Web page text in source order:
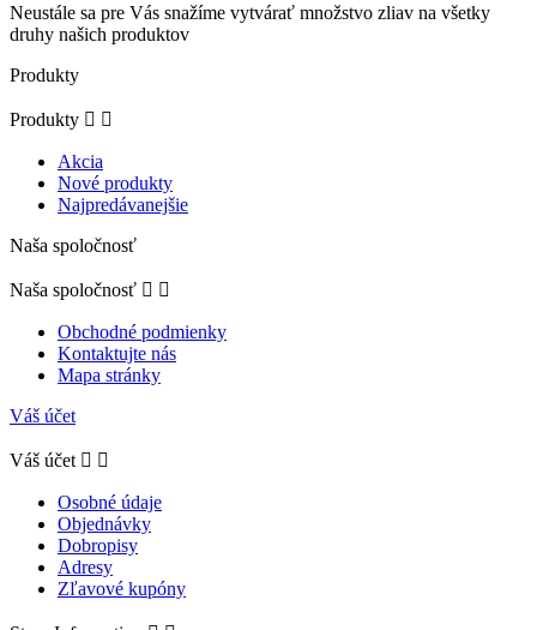
Neustále sa pre Vás snažíme vytvárať množstvo zliav na všetky
druhy našich produktov
Produkty
Produkty  
Akcia
Nové produkty
Najpredávanejšie
Naša spoločnosť
Naša spoločnosť  
Obchodné podmienky
Kontaktujte nás
Mapa stránky
Váš účet
Váš účet  
Osobné údaje
Objednávky
Dobropisy
Adresy
Zľavové kupóny